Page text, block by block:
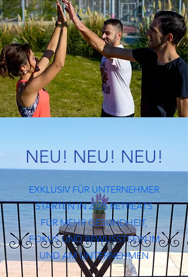
NEU! NEU! NEU!
EXKLUSIV FÜR UNTERNEHMER
STARTEN IN 2026 RETREATS
FÜR MEHR GESUNDHEIT,
FOKUS UND BEWUSSTSEIN IM
UND AM UNTERNEHMEN